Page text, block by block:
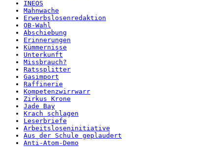
INEOS
Mahnwache
Erwerbslosenredaktion
OB-Wahl
Abschiebung
Erinnerungen
Kümmernisse
Unterkunft
Missbrauch?
Ratssplitter
Gasimport
Raffinerie
Kompetenzwirrwarr
Zirkus Krone
Jade Bay
Krach schlagen
Leserbriefe
Arbeitsloseninitiative
Aus der Schule geplaudert
Anti-Atom-Demo